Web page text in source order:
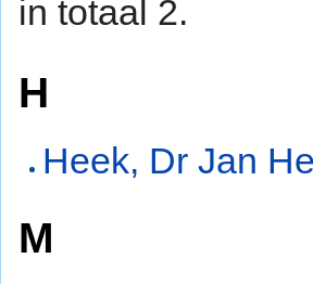
in totaal 2.
H
Heek, Dr Jan
M